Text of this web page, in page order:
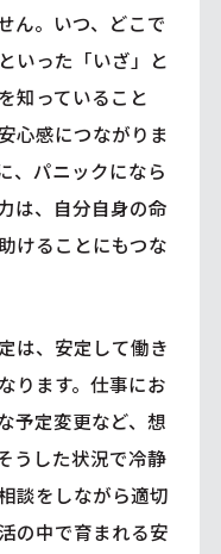
ん。いつ、どこで
いった「いざ」と
知っていること
心感につながりま
、パニックになら
は、自分自身の命
けることにもつな
は、安定して働き
ります。仕事にお
予定変更など、想
うした状況で冷静
談をしながら適切
の中で育まれる安